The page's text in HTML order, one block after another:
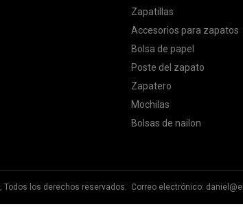
Zapatillas
Accesorios para zapatos
Bolsa de papel
Poste del zapato
Zapatero
Mochilas
Bolsas de nailon
los derechos reservados. Correo electrónico: